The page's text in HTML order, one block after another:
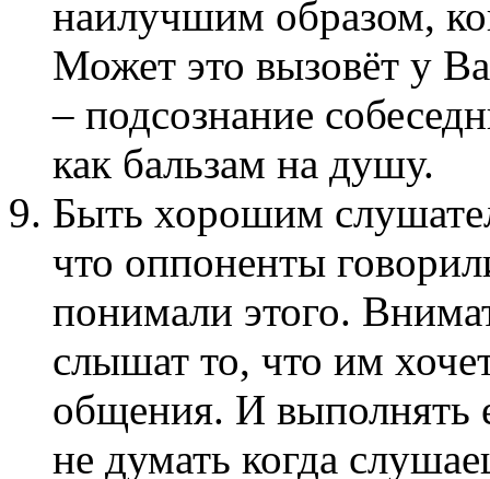
наилучшим образом,
Может это вызовёт у
– подсознание
как бальзам на душу.
Быть хорошим
что оппоненты
понимали этого.
слышат то, что им
общения. И выполнять
не думать когда